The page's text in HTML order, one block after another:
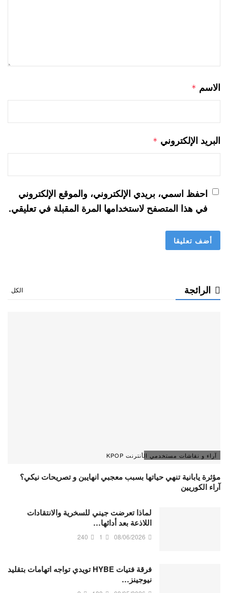
الاسم *
البريد الإلكتروني *
احفظ اسمي، بريدي الإلكتروني، والموقع الإلكتروني
في هذا المتصفح لاستخدامها المرة المقبلة في تعليقي.
الرائجة الكل
آراء و نقاشات مستخدمي الأنترنت KPOP
مؤثرة يابانية تنهي حياتها بسبب معجبي انهايبن و تصريحات نيكي؟
آراء الكوريين
لماذا تعرضت جيني للسخرية والانتقادات
اللاذعة بعد أدائها…
08/06/2026
1
240
فرقة فتيات HYBE تويدي تواجه اتهامات بتقليد
نيوجينز…